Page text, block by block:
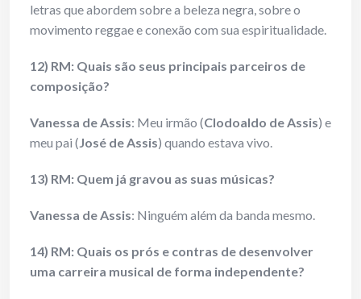
letras que abordem sobre a beleza negra, sobre o
movimento reggae e conexão com sua espiritualidade.
12) RM: Quais são seus principais parceiros de
composição?
Vanessa de Assis: Meu irmão (Clodoaldo de Assis) e
meu pai (José de Assis) quando estava vivo.
13) RM: Quem já gravou as suas músicas?
Vanessa de Assis: Ninguém além da banda mesmo.
14) RM: Quais os prós e contras de desenvolver
uma carreira musical de forma independente?